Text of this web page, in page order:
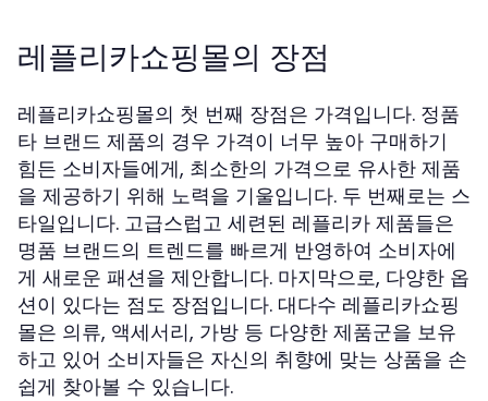
레플리카쇼핑몰의 장점
레플리카쇼핑몰의 첫 번째 장점은 가격입니다. 정품
타 브랜드 제품의 경우 가격이 너무 높아 구매하기
힘든 소비자들에게, 최소한의 가격으로 유사한 제품
을 제공하기 위해 노력을 기울입니다. 두 번째로는 스
타일입니다. 고급스럽고 세련된 레플리카 제품들은
명품 브랜드의 트렌드를 빠르게 반영하여 소비자에
게 새로운 패션을 제안합니다. 마지막으로, 다양한 옵
션이 있다는 점도 장점입니다. 대다수 레플리카쇼핑
몰은 의류, 액세서리, 가방 등 다양한 제품군을 보유
하고 있어 소비자들은 자신의 취향에 맞는 상품을 손
쉽게 찾아볼 수 있습니다.